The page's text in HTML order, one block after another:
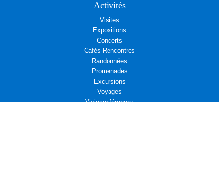
Activités
Visites
Expositions
Concerts
Cafés-Rencontres
Randonnées
Promenades
Excursions
Voyages
Visioconférences